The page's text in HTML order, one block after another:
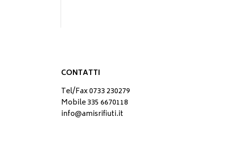
CONTATTI
Tel/Fax 0733 230279
Mobile 335 6670118
info@amisrifiuti.it